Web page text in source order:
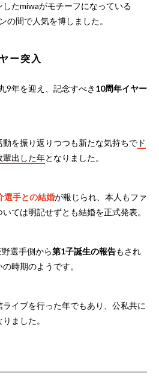
たmiwaがモチーフになっている
の間で人気を博しました。
ー突入
9年を迎え、記念すべき 10周年イヤー
を振り返りつつも新たな気持ちで ド
輩出した年となりました。
選手との結婚が報じられ、本人もファ
ては明記せずとも結婚を正式発表。
選手側から第1子誕生の報告もされ
時期のようです。
イブを行った年でもあり、公私共に
ました。